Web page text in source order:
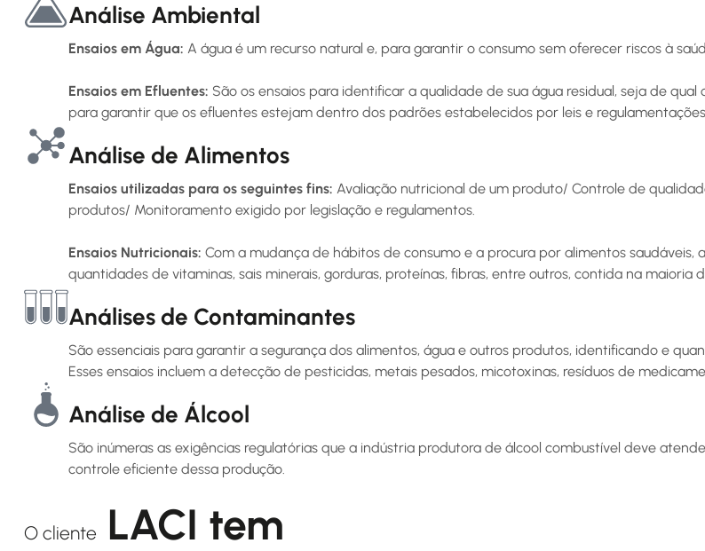
Análise Ambiental
Ensaios em Água: A água é um recurso natural e, para garantir o consumo sem oferecer riscos à
Ensaios em Efluentes: São os ensaios para identificar a qualidade de sua água residual, seja de
para garantir que os efluentes estejam dentro dos padrões estabelecidos por leis e
Análise de Alimentos
Ensaios utilizadas para os seguintes fins: Avaliação nutricional de um produto/ Controle de
produtos/ Monitoramento exigido por legislação e regulamentos.
Ensaios Nutricionais: Com a mudança de hábitos de consumo e a procura por alimentos
quantidades de vitaminas, sais minerais, gorduras, proteínas, fibras, entre outros, contida na maioria
Análises de Contaminantes
São essenciais para garantir a segurança dos alimentos, água e outros produtos, identificando e
Esses ensaios incluem a detecção de pesticidas, metais pesados, micotoxinas, resíduos de
Análise de Álcool
São inúmeras as exigências regulatórias que a indústria produtora de álcool combustível deve
controle eficiente dessa produção.
O cliente LACI tem